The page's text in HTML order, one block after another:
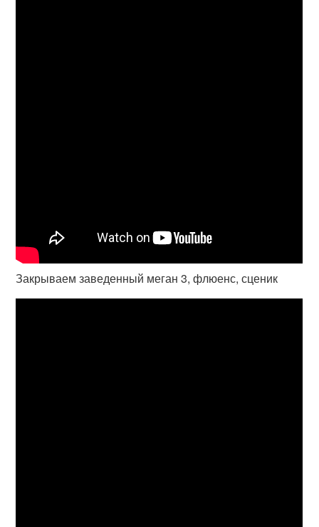
Закрываем заведенный меган 3, флюенс, сценик